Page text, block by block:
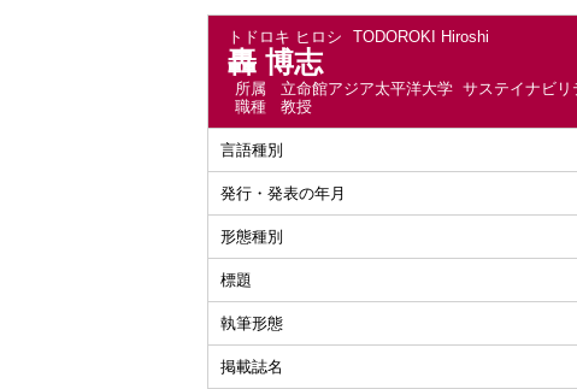
トドロキ ヒロシ TODOROKI Hiroshi
轟 博志
所属
立命館アジア太平洋大学 サステイナビリ
職種
教授
言語種別
発行・発表の年月
形態種別
標題
執筆形態
掲載誌名